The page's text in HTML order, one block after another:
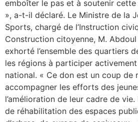
emboîter le pas et à soutenir
», a-t-il déclaré. Le Ministre de la
Sports, chargé de l’Instruction
Construction citoyenne, M. Abdoul
exhorté l’ensemble des quartiers
les régions à participer
national. « Ce don est un coup de
accompagner les efforts des
l’amélioration de leur cadre de vie.
de réhabilitation des espaces